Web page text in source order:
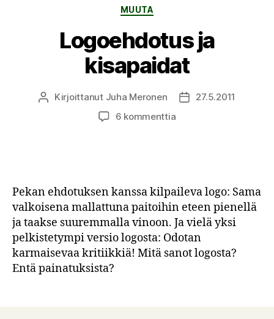
Kategoriat
MUUTA
Logoehdotus ja
kisapaidat
Kirjoittaja
Kirjoittanut Juha Meronen Julkaisupäivämäärä
27.5.2011
6 kommenttiaartikkeliin
Pekan ehdotuksen kanssa kilpaileva logo: Sama
valkoisena mallattuna paitoihin eteen pienellä
ja taakse suuremmalla vinoon. Ja vielä yksi
pelkistetympi versio logosta: Odotan
karmaisevaa kritiikkiä! Mitä sanot logosta?
Entä painatuksista?